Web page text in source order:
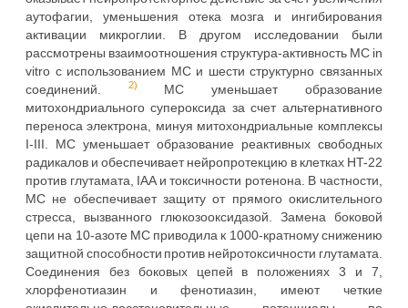
аутофагии, уменьшения отека мозга и ингибирования
активации микроглии. В другом исследовании были
рассмотрены взаимоотношения структура-активность MС in
vitro с использованием MС и шести структурно связанных
соединений.
2)
MС уменьшает образование
митохондриального супероксида за счет альтернативного
переноса электрона, минуя митохондриальные комплексы
I-III. MС уменьшает образование реактивных свободных
радикалов и обеспечивает нейропротекцию в клетках HT-22
против глутамата, IAA и токсичности ротенона. В частности,
МС не обеспечивает защиту от прямого окислительного
стресса, вызванного глюкозооксидазой. Замена боковой
цепи на 10-азоте МС приводила к 1000-кратному снижению
защитной способности против нейротоксичности глутамата.
Соединения без боковых цепей в положениях 3 и 7,
хлорфенотиазин и фенотиазин, имеют четкие